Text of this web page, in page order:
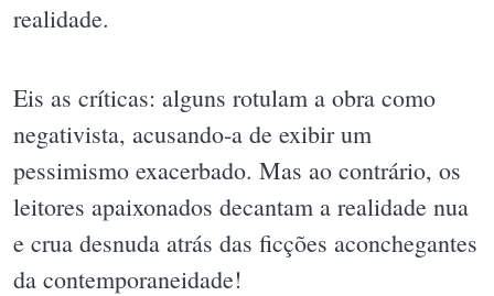
realidade.
Eis as críticas: alguns rotulam a obra como
negativista, acusando-a de exibir um
pessimismo exacerbado. Mas ao contrário, os
leitores apaixonados decantam a realidade nua
e crua desnuda atrás das ficções aconchegantes
da contemporaneidade!